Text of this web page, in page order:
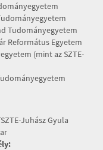
Tudományegyetem
Református Egyetem
(mint az SZTE-
Juhász Gyula